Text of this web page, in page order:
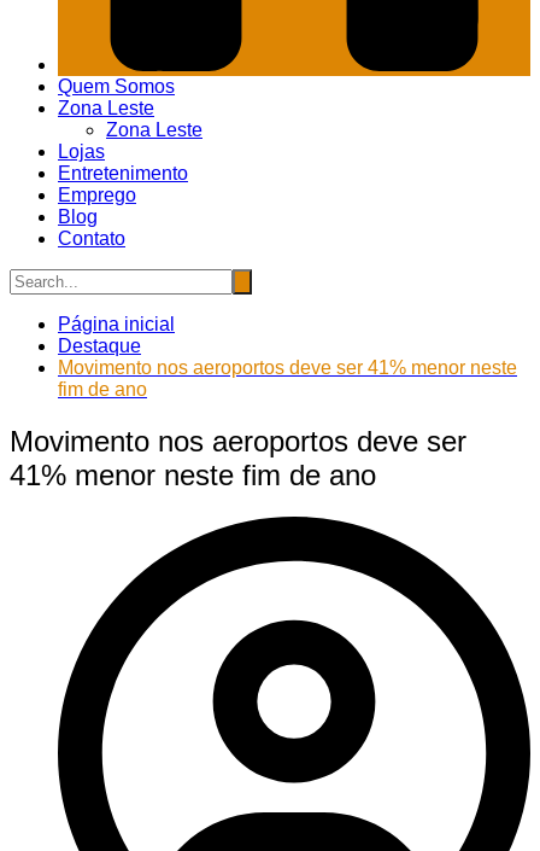
Quem Somos
Zona Leste
Zona Leste
Lojas
Entretenimento
Emprego
Blog
Contato
Página inicial
Destaque
Movimento nos aeroportos deve ser 41% menor neste
fim de ano
Movimento nos aeroportos deve ser
41% menor neste fim de ano